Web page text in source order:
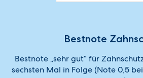
Bestnote
Bestnote „sehr gut“ für
sechsten Mal in Folge (Note 0,5